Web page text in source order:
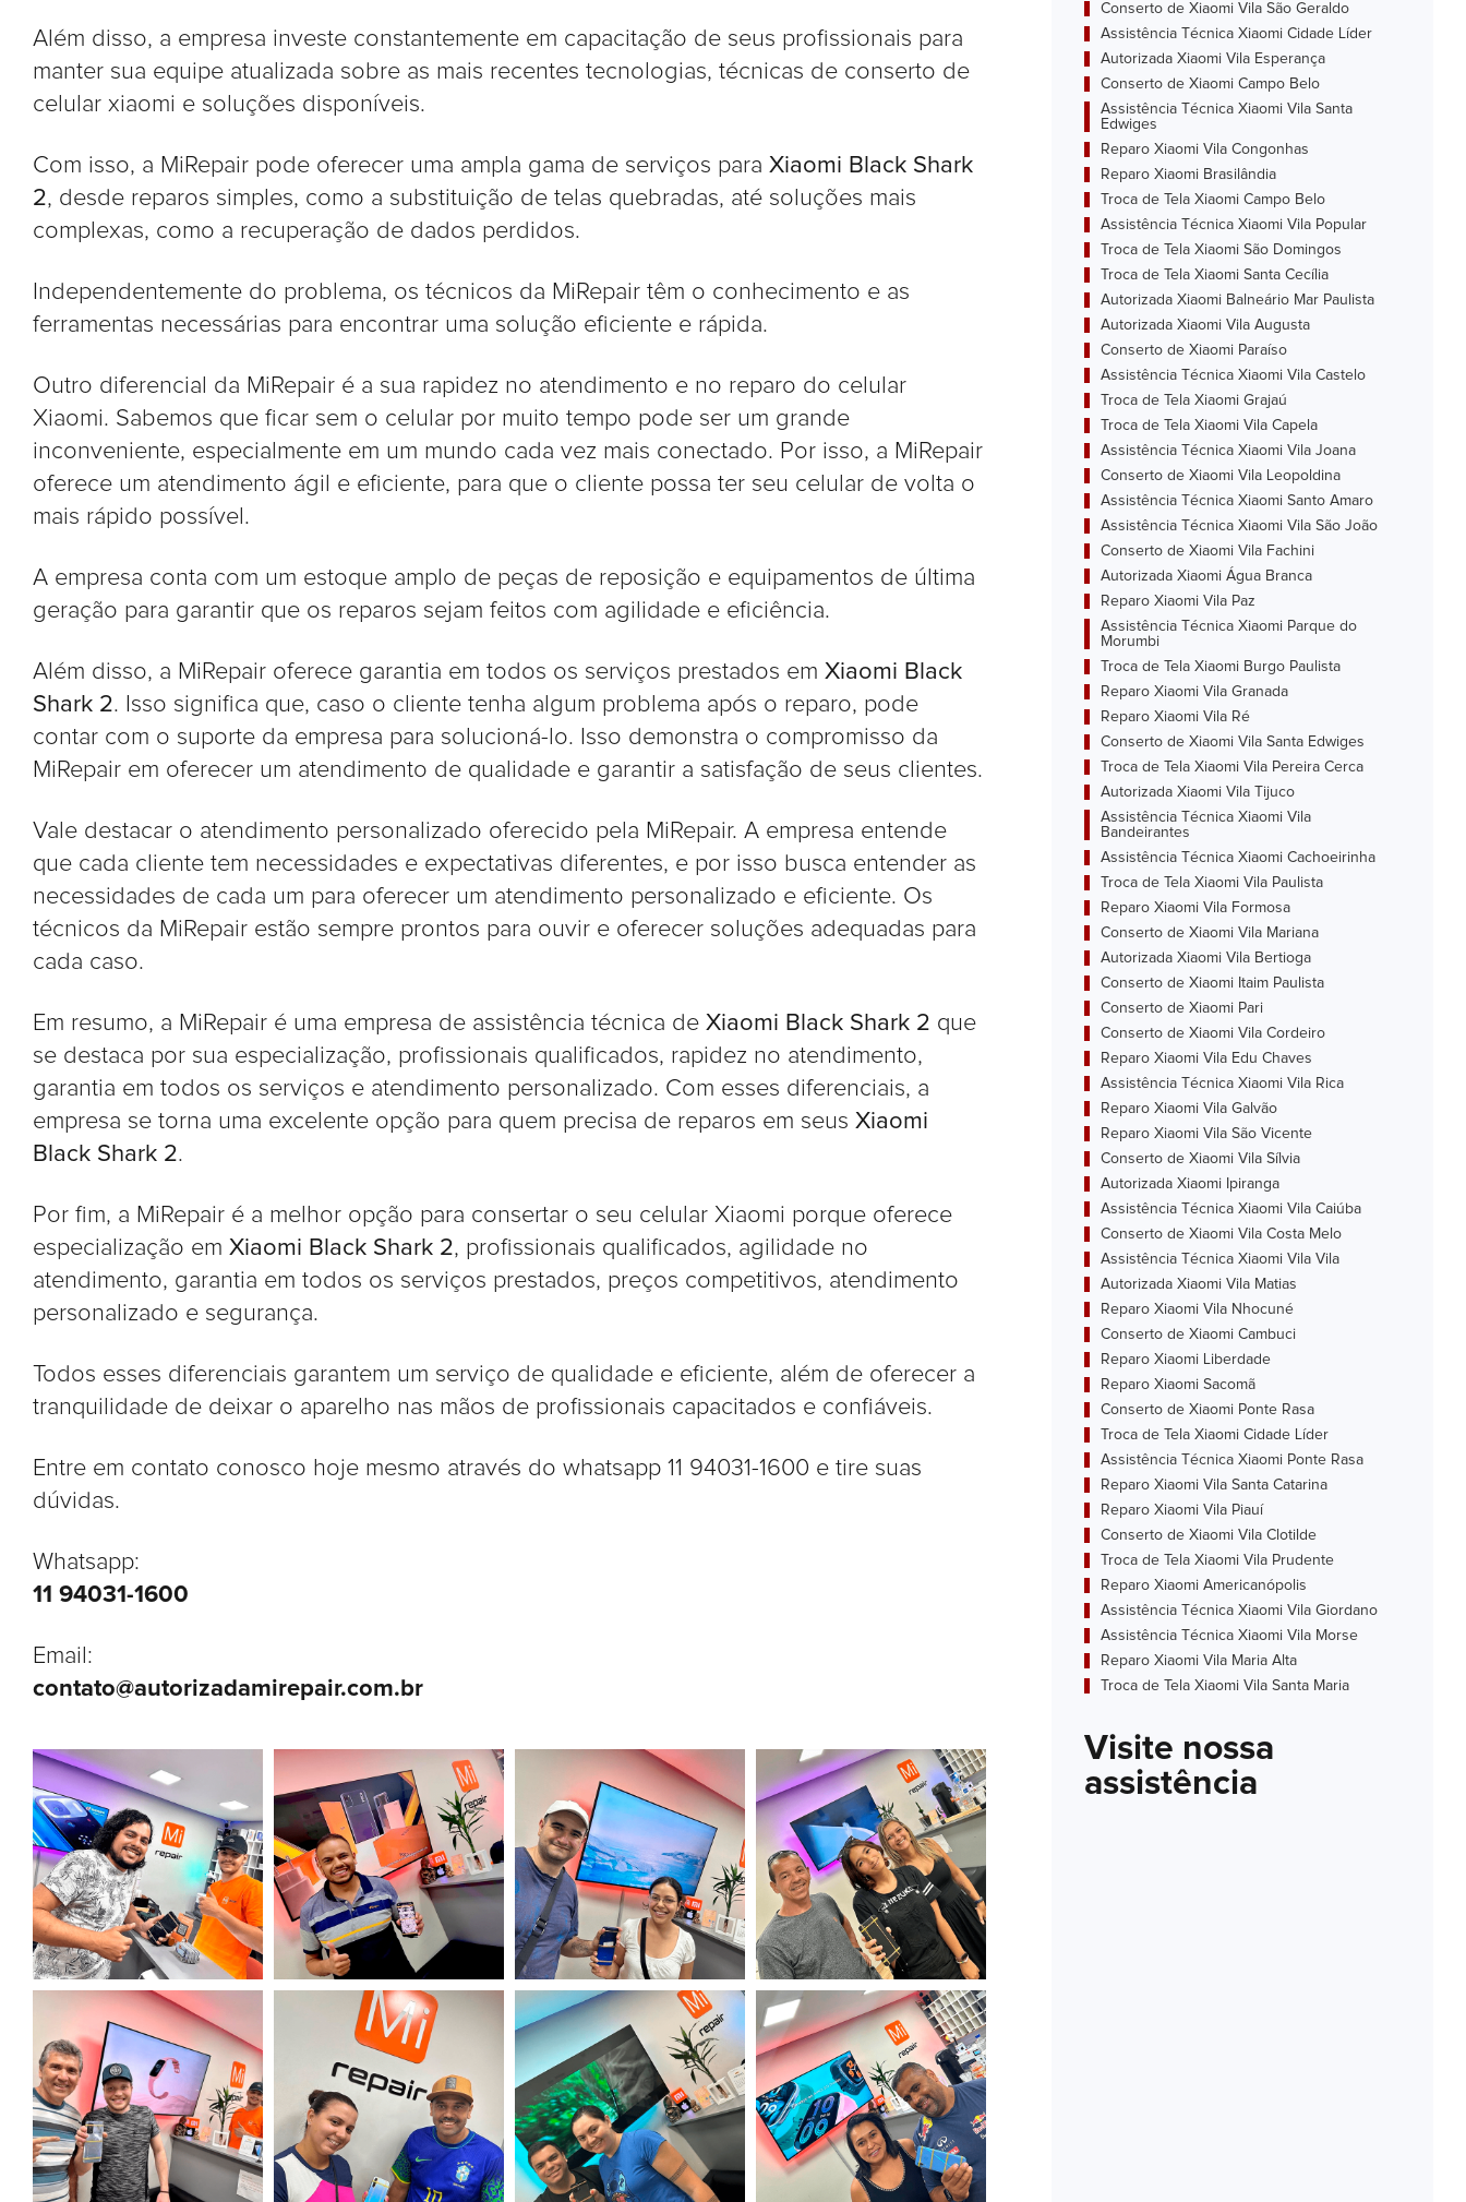
Além disso, a empresa investe constantemente em capacitação de seus profissionais para
manter sua equipe atualizada sobre as mais recentes tecnologias, técnicas de conserto de
celular xiaomi e soluções disponíveis.
Com isso, a MiRepair pode oferecer uma ampla gama de serviços para Xiaomi Black Shark
2, desde reparos simples, como a substituição de telas quebradas, até soluções mais
complexas, como a recuperação de dados perdidos.
Independentemente do problema, os técnicos da MiRepair têm o conhecimento e as
ferramentas necessárias para encontrar uma solução eficiente e rápida.
Outro diferencial da MiRepair é a sua rapidez no atendimento e no reparo do celular
Xiaomi. Sabemos que ficar sem o celular por muito tempo pode ser um grande
inconveniente, especialmente em um mundo cada vez mais conectado. Por isso, a MiRepair
oferece um atendimento ágil e eficiente, para que o cliente possa ter seu celular de volta o
mais rápido possível.
A empresa conta com um estoque amplo de peças de reposição e equipamentos de última
geração para garantir que os reparos sejam feitos com agilidade e eficiência.
Além disso, a MiRepair oferece garantia em todos os serviços prestados em Xiaomi Black
Shark 2. Isso significa que, caso o cliente tenha algum problema após o reparo, pode
contar com o suporte da empresa para solucioná-lo. Isso demonstra o compromisso da
MiRepair em oferecer um atendimento de qualidade e garantir a satisfação de seus clientes.
Vale destacar o atendimento personalizado oferecido pela MiRepair. A empresa entende
que cada cliente tem necessidades e expectativas diferentes, e por isso busca entender as
necessidades de cada um para oferecer um atendimento personalizado e eficiente. Os
técnicos da MiRepair estão sempre prontos para ouvir e oferecer soluções adequadas para
cada caso.
Em resumo, a MiRepair é uma empresa de assistência técnica de Xiaomi Black Shark 2 que
se destaca por sua especialização, profissionais qualificados, rapidez no atendimento,
garantia em todos os serviços e atendimento personalizado. Com esses diferenciais, a
empresa se torna uma excelente opção para quem precisa de reparos em seus Xiaomi
Black Shark 2.
Por fim, a MiRepair é a melhor opção para consertar o seu celular Xiaomi porque oferece
especialização em Xiaomi Black Shark 2, profissionais qualificados, agilidade no
atendimento, garantia em todos os serviços prestados, preços competitivos, atendimento
personalizado e segurança.
Todos esses diferenciais garantem um serviço de qualidade e eficiente, além de oferecer a
tranquilidade de deixar o aparelho nas mãos de profissionais capacitados e confiáveis.
Entre em contato conosco hoje mesmo através do whatsapp 11 94031-1600 e tire suas
dúvidas.
Whatsapp:
11 94031-1600
Email:
contato@autorizadamirepair.com.br
Conserto de Xiaomi Vila São Geraldo
Assistência Técnica Xiaomi Cidade Líder
Autorizada Xiaomi Vila Esperança
Conserto de Xiaomi Campo Belo
Assistência Técnica Xiaomi Vila Santa
Edwiges
Reparo Xiaomi Vila Congonhas
Reparo Xiaomi Brasilândia
Troca de Tela Xiaomi Campo Belo
Assistência Técnica Xiaomi Vila Popular
Troca de Tela Xiaomi São Domingos
Troca de Tela Xiaomi Santa Cecília
Autorizada Xiaomi Balneário Mar Paulista
Autorizada Xiaomi Vila Augusta
Conserto de Xiaomi Paraíso
Assistência Técnica Xiaomi Vila Castelo
Troca de Tela Xiaomi Grajaú
Troca de Tela Xiaomi Vila Capela
Assistência Técnica Xiaomi Vila Joana
Conserto de Xiaomi Vila Leopoldina
Assistência Técnica Xiaomi Santo Amaro
Assistência Técnica Xiaomi Vila São João
Conserto de Xiaomi Vila Fachini
Autorizada Xiaomi Água Branca
Reparo Xiaomi Vila Paz
Assistência Técnica Xiaomi Parque do
Morumbi
Troca de Tela Xiaomi Burgo Paulista
Reparo Xiaomi Vila Granada
Reparo Xiaomi Vila Ré
Conserto de Xiaomi Vila Santa Edwiges
Troca de Tela Xiaomi Vila Pereira Cerca
Autorizada Xiaomi Vila Tijuco
Assistência Técnica Xiaomi Vila
Bandeirantes
Assistência Técnica Xiaomi Cachoeirinha
Troca de Tela Xiaomi Vila Paulista
Reparo Xiaomi Vila Formosa
Conserto de Xiaomi Vila Mariana
Autorizada Xiaomi Vila Bertioga
Conserto de Xiaomi Itaim Paulista
Conserto de Xiaomi Pari
Conserto de Xiaomi Vila Cordeiro
Reparo Xiaomi Vila Edu Chaves
Assistência Técnica Xiaomi Vila Rica
Reparo Xiaomi Vila Galvão
Reparo Xiaomi Vila São Vicente
Conserto de Xiaomi Vila Sílvia
Autorizada Xiaomi Ipiranga
Assistência Técnica Xiaomi Vila Caiúba
Conserto de Xiaomi Vila Costa Melo
Assistência Técnica Xiaomi Vila Vila
Autorizada Xiaomi Vila Matias
Reparo Xiaomi Vila Nhocuné
Conserto de Xiaomi Cambuci
Reparo Xiaomi Liberdade
Reparo Xiaomi Sacomã
Conserto de Xiaomi Ponte Rasa
Troca de Tela Xiaomi Cidade Líder
Assistência Técnica Xiaomi Ponte Rasa
Reparo Xiaomi Vila Santa Catarina
Reparo Xiaomi Vila Piauí
Conserto de Xiaomi Vila Clotilde
Troca de Tela Xiaomi Vila Prudente
Reparo Xiaomi Americanópolis
Assistência Técnica Xiaomi Vila Giordano
Assistência Técnica Xiaomi Vila Morse
Reparo Xiaomi Vila Maria Alta
Troca de Tela Xiaomi Vila Santa Maria
Visite nossa
assistência